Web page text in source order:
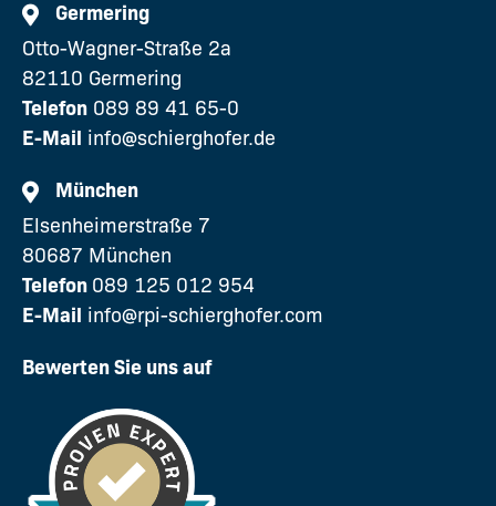
Germering
Otto-Wagner-Straße 2a
82110 Germering
Telefon 089 89 41 65-0
E-Mail info@schierghofer.de
München
Elsenheimerstraße 7
80687 München
Telefon 089 125 012 954
E-Mail info@rpi-schierghofer.com
Bewerten Sie uns auf